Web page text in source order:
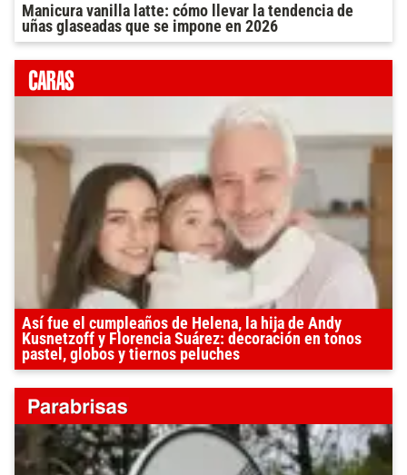
Manicura vanilla latte: cómo llevar la tendencia de
uñas glaseadas que se impone en 2026
Así fue el cumpleaños de Helena, la hija de Andy
Kusnetzoff y Florencia Suárez: decoración en tonos
pastel, globos y tiernos peluches